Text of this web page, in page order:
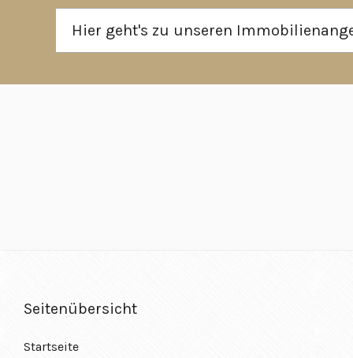
Hier geht's zu unseren
Seitenübersicht
Startseite